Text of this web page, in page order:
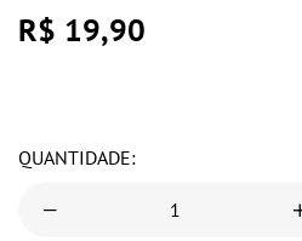
R$ 19,90
QUANTIDADE: